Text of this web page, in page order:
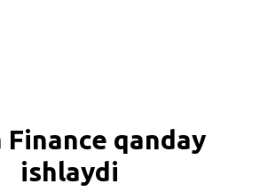
Finance qanday
ishlaydi